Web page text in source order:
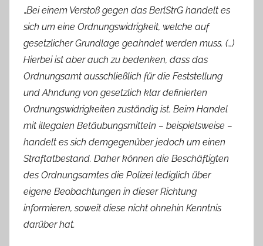
„Bei einem Verstoß gegen das BerlStrG handelt es
sich um eine Ordnungswidrigkeit, welche auf
gesetzlicher Grundlage geahndet werden muss. (…)
Hierbei ist aber auch zu bedenken, dass das
Ordnungsamt ausschließlich für die Feststellung
und Ahndung von gesetzlich klar definierten
Ordnungswidrigkeiten zuständig ist. Beim Handel
mit illegalen Betäubungsmitteln – beispielsweise –
handelt es sich demgegenüber jedoch um einen
Straftatbestand. Daher können die Beschäftigten
des Ordnungsamtes die Polizei lediglich über
eigene Beobachtungen in dieser Richtung
informieren, soweit diese nicht ohnehin Kenntnis
darüber hat.